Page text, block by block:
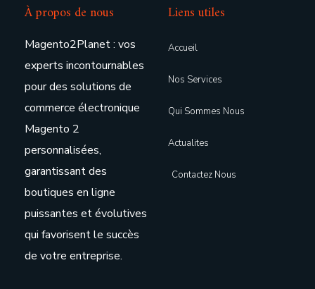
À propos de nous
Magento2Planet : vos
experts incontournables
pour des solutions de
commerce électronique
Magento 2
personnalisées,
garantissant des
boutiques en ligne
puissantes et évolutives
qui favorisent le succès
de votre entreprise.
Liens utiles
Accueil
Nos Services
Qui Sommes Nous
Actualites
Contactez Nous